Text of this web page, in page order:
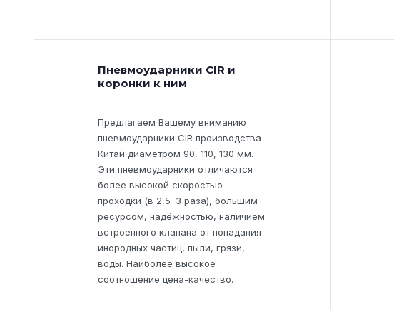
Пневмоударники CIR и
коронки к ним
Предлагаем Вашему вниманию
пневмоударники CIR производства
Китай диаметром 90, 110, 130 мм.
Эти пневмоударники отличаются
более высокой скоростью
проходки (в 2,5–3 раза), большим
ресурсом, надёжностью, наличием
встроенного клапана от попадания
инородных частиц, пыли, грязи,
воды. Наиболее высокое
соотношение цена-качество.